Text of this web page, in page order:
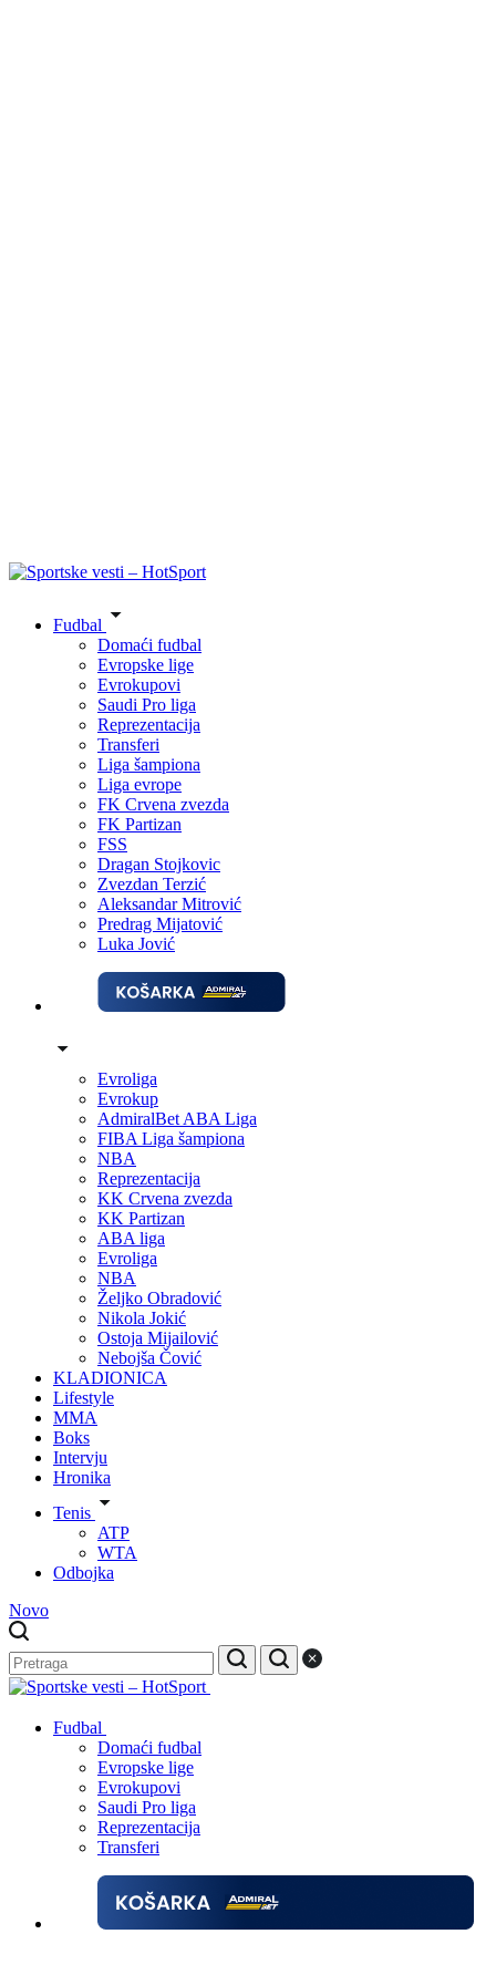
Fudbal
Domaći fudbal
Evropske lige
Evrokupovi
Saudi Pro liga
Reprezentacija
Transferi
Liga šampiona
Liga evrope
FK Crvena zvezda
FK Partizan
FSS
Dragan Stojkovic
Zvezdan Terzić
Aleksandar Mitrović
Predrag Mijatović
Luka Jović
Evroliga
Evrokup
AdmiralBet ABA Liga
FIBA Liga šampiona
NBA
Reprezentacija
KK Crvena zvezda
KK Partizan
ABA liga
Evroliga
NBA
Željko Obradović
Nikola Jokić
Ostoja Mijailović
Nebojša Čović
KLADIONICA
Lifestyle
MMA
Boks
Intervju
Hronika
Tenis
ATP
WTA
Odbojka
Novo
Fudbal
Domaći fudbal
Evropske lige
Evrokupovi
Saudi Pro liga
Reprezentacija
Transferi